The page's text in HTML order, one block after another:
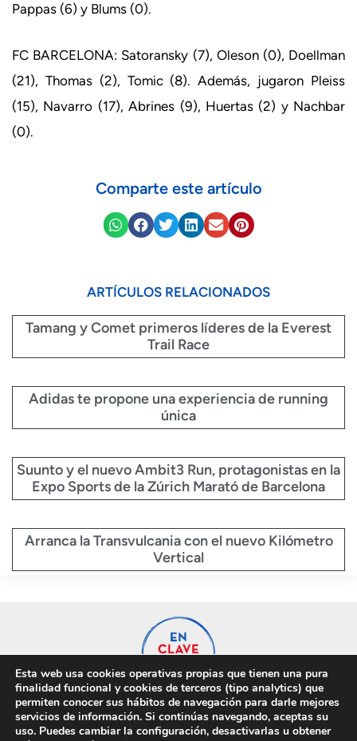
Pappas (6) y Blums (0).
FC BARCELONA: Satoransky (7), Oleson (0), Doellman
(21), Thomas (2), Tomic (8). Además, jugaron Pleiss
(15), Navarro (17), Abrines (9), Huertas (2) y Nachbar
(0).
Comparte este artículo
ARTÍCULOS RELACIONADOS
Tamang y Comet primeros líderes de la Everest
Trail Race
Adidas te propone una experiencia de running
única
Suunto y el nuevo Ambit3 Run, protagonistas en la
Expo Sports de la Zúrich Marató de Barcelona
Arranca la Transvulcania con el nuevo Kilómetro
Vertical
Privacidad Cookies
Esta web usa cookies operativas propias que tienen una pura
finalidad funcional y cookies de terceros (tipo analytics) que
permiten conocer sus hábitos de navegación para darle mejores
servicios de información. Si continúas navegando, aceptas su
uso. Puedes cambiar la configuración, desactivarlas u obtener